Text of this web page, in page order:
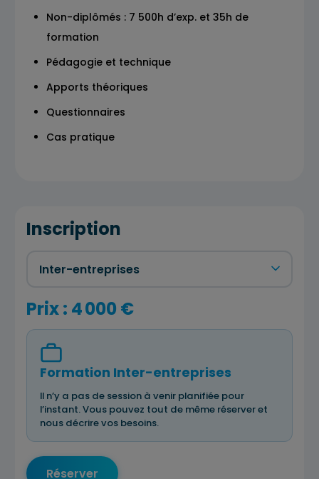
Non-diplômés : 7 500h d’exp. et 35h de
formation
Pédagogie et technique
Apports théoriques
Questionnaires
Cas pratique
Inscription
Prix : 4 000 €
Formation Inter-entreprises
Il n’y a pas de session à venir planifiée pour
l’instant. Vous pouvez tout de même réserver et
nous décrire vos besoins.
Réserver